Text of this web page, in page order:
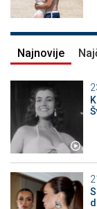
Najnovije